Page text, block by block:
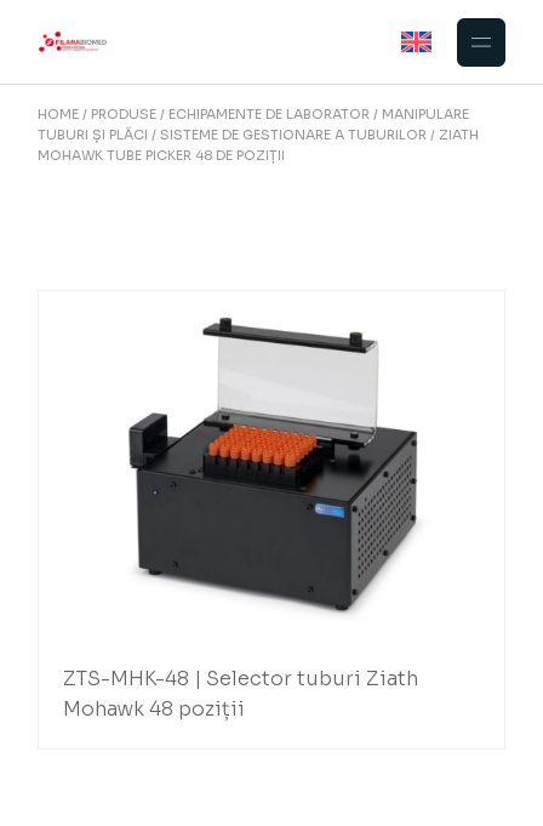
HOME PRODUSE ECHIPAMENTE DE LABORATOR
MANIPULARE
TUBURI ȘI PLĂCI
SISTEME DE GESTIONARE A TUBURILOR
ZIATH
MOHAWK TUBE PICKER 48 DE POZIȚII
ZTS-MHK-48 | Selector tuburi Ziath
Mohawk 48 poziții